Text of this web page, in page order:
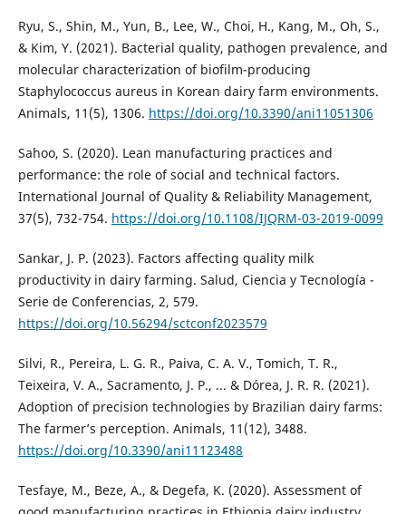
Ryu, S., Shin, M., Yun, B., Lee, W., Choi, H., Kang, M., Oh, S.,
& Kim, Y. (2021). Bacterial quality, pathogen prevalence, and
molecular characterization of biofilm-producing
Staphylococcus aureus in Korean dairy farm environments.
Animals, 11(5), 1306. https://doi.org/10.3390/ani11051306
Sahoo, S. (2020). Lean manufacturing practices and
performance: the role of social and technical factors.
International Journal of Quality & Reliability Management,
37(5), 732-754. https://doi.org/10.1108/IJQRM-03-2019-0099
Sankar, J. P. (2023). Factors affecting quality milk
productivity in dairy farming. Salud, Ciencia y Tecnología -
Serie de Conferencias, 2, 579.
https://doi.org/10.56294/sctconf2023579
Silvi, R., Pereira, L. G. R., Paiva, C. A. V., Tomich, T. R.,
Teixeira, V. A., Sacramento, J. P., ... & Dórea, J. R. R. (2021).
Adoption of precision technologies by Brazilian dairy farms:
The farmer’s perception. Animals, 11(12), 3488.
https://doi.org/10.3390/ani11123488
Tesfaye, M., Beze, A., & Degefa, K. (2020). Assessment of